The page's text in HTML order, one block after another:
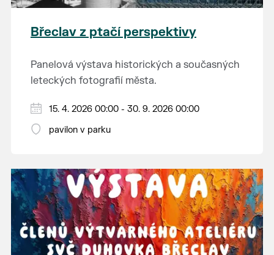
Břeclav z ptačí perspektivy
Panelová výstava historických a současných
leteckých fotografií města.
15. 4. 2026 00:00 - 30. 9. 2026 00:00
pavilon v parku